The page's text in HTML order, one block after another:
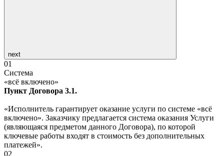
next
01
Система
«всё включено»
Пункт Договора 3.1.
«Исполнитель гарантирует оказание услуги по системе «всё
включено». Заказчику предлагается система оказания Услуги
(являющаяся предметом данного Договора), по которой
ключевые работы входят в стоимость без дополнительных
платежей».
02